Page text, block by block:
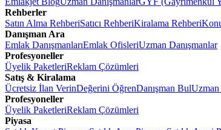
Rehberler
Satın Alma RehberiSatıcı RehberiKiralama Rehberi
Danışman Ara
Emlak DanışmanlarıEmlak OfisleriUzman Danışmanlar
Profesyoneller
Üyelik PaketleriReklam Çözümleri
Satış & Kiralama
Ücretsiz İlan VerinDeğerini ÖğrenDanışman BulUzman
Profesyoneller
Üyelik PaketleriReklam Çözümleri
Piyasa